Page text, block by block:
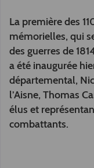
La première des
mémorielles, qui
des guerres de
a été inaugurée
départemental,
l’Aisne, Thomas
élus et
combattants.